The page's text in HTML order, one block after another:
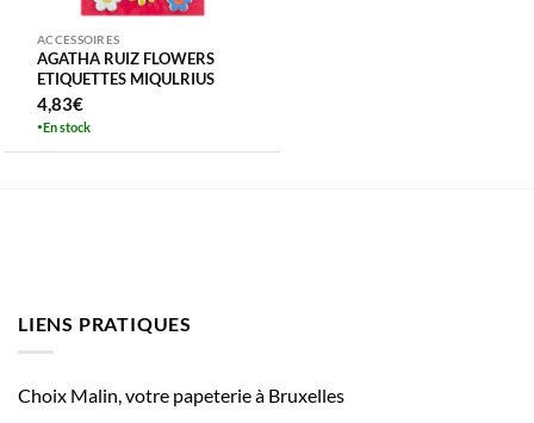
ACCESSOIRES
AGATHA RUIZ FLOWERS
ETIQUETTES MIQULRIUS
4,83€
En stock
LIENS PRATIQUES
Choix Malin, votre papeterie à Bruxelles